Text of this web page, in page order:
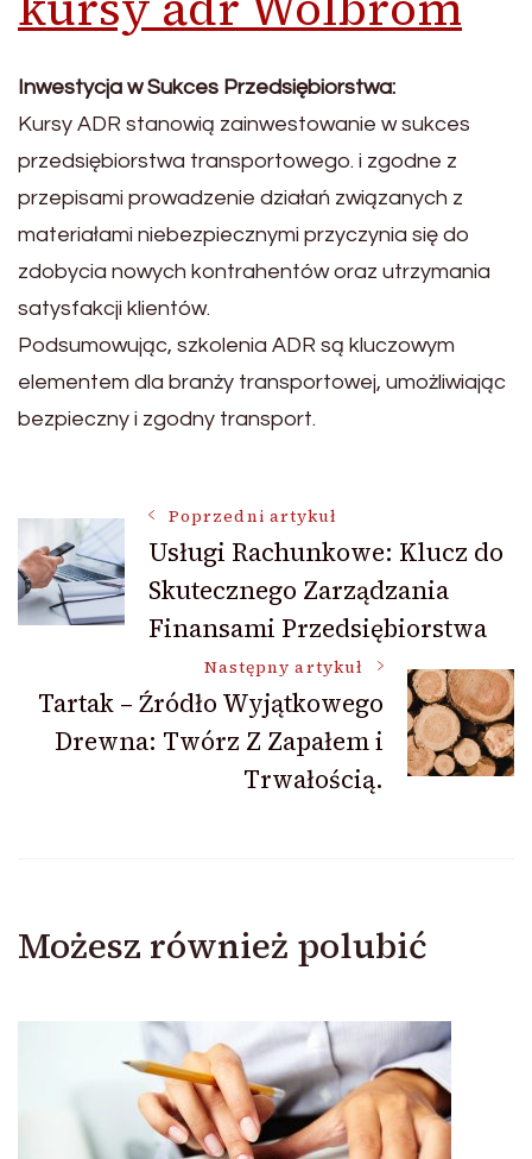
Inwestycja w Sukces Przedsiębiorstwa:
Kursy ADR stanowią zainwestowanie w sukces
przedsiębiorstwa transportowego. i zgodne z
przepisami prowadzenie działań związanych z
materiałami niebezpiecznymi przyczynia się do
zdobycia nowych kontrahentów oraz utrzymania
satysfakcji klientów.
Podsumowując, szkolenia ADR są kluczowym
elementem dla branży transportowej, umożliwiając
bezpieczny i zgodny transport.
Nawigacja
wpisu
Poprzedni artykuł
Usługi Rachunkowe: Klucz do
Skutecznego Zarządzania
Finansami Przedsiębiorstwa
Następny artykuł
Tartak – Źródło Wyjątkowego
Drewna: Twórz Z Zapałem i
Trwałością.
Możesz również polubić